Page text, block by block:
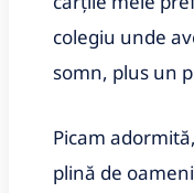
colegiu unde
somn, plus un
Picam
plină de